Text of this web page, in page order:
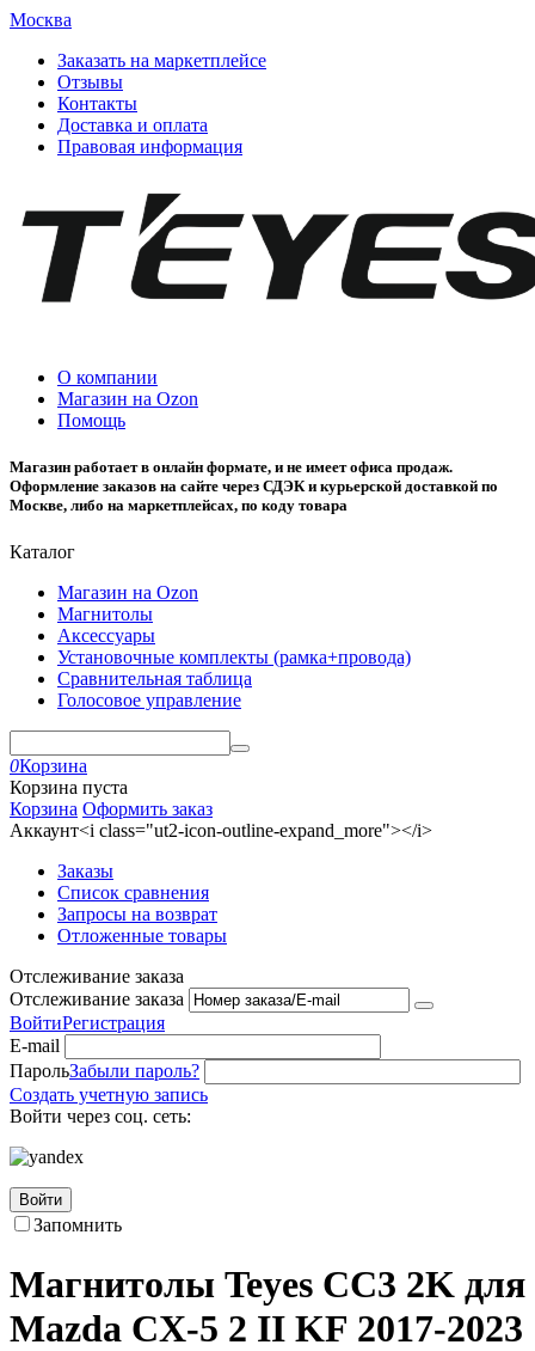
Москва
Заказать на маркетплейсе
Отзывы
Контакты
Доставка и оплата
Правовая информация
О компании
Магазин на Ozon
Помощь
Магазин работает в онлайн формате, и не имеет офиса продаж.
Оформление заказов на сайте через СДЭК и курьерской доставкой по
Москве, либо на маркетплейсах, по коду товара
Каталог
Магазин на Ozon
Магнитолы
Аксессуары
Установочные комплекты (рамка+провода)
Сравнительная таблица
Голосовое управление
0Корзина
Корзина пуста
Корзина Оформить заказ
Аккаунт<i class="ut2-icon-outline-expand_more"></i>
Заказы
Список сравнения
Запросы на возврат
Отложенные товары
Отслеживание заказа
Отслеживание заказа
ВойтиРегистрация
E-mail
ПарольЗабыли пароль?
Создать учетную запись
Войти через соц. сеть:
Войти
Запомнить
Магнитолы Teyes CC3 2K для
Mazda CX-5 2 II KF 2017-2023